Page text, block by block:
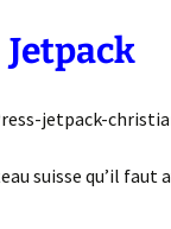
Jetpack
suisse qu’il faut